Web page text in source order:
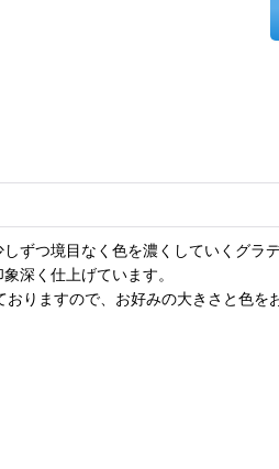
ずつ境目なく色を濃くしていくグ
深く仕上げています。
りますので、お好みの大きさと色